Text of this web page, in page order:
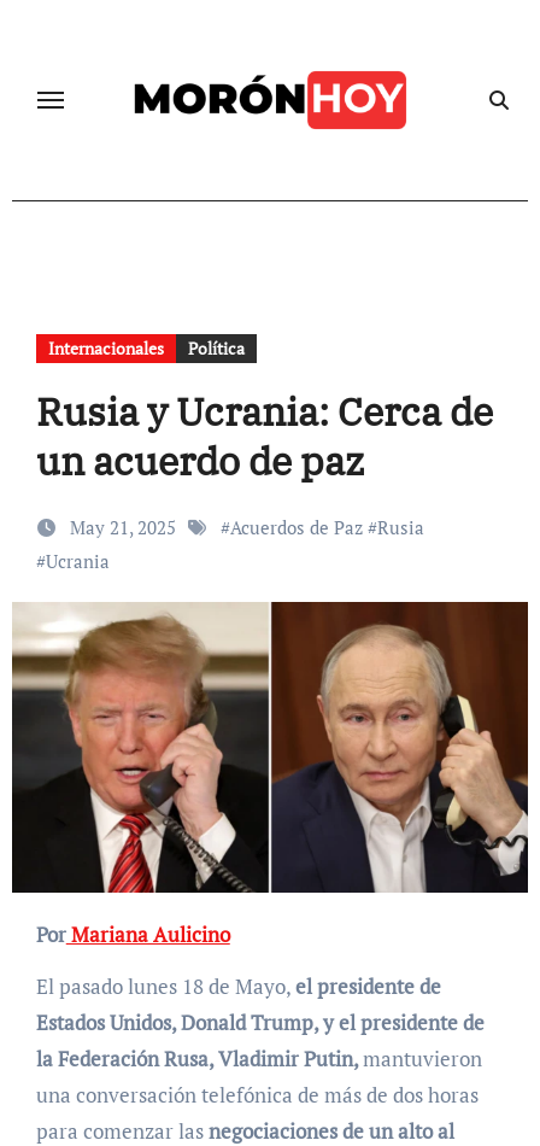
Internacionales Política
Rusia y Ucrania: Cerca de
un acuerdo de paz
May 21, 2025 #Acuerdos de Paz#Rusia
#Ucrania
PorMariana Aulicino
El pasado lunes 18 de Mayo,el presidente de
Estados Unidos, Donald Trump, y el presidente de
la Federación Rusa, Vladimir Putin,mantuvieron
una conversación telefónica de más de dos horas
para comenzar lasnegociaciones de un alto al